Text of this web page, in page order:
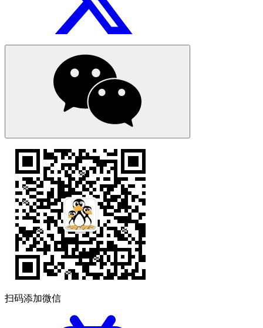
扫码添加微信